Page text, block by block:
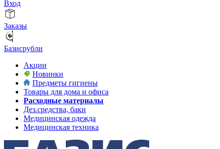
Вход
Заказы
Базисрубли
Акции
Новинки
Предметы гигиены
Товары для дома и офиса
Расходные материалы
Дез.средства, баки
Медицинская одежда
Медицинская техника